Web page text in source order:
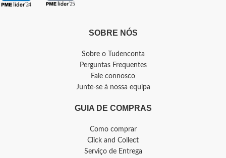
SOBRE NÓS
Sobre o Tudenconta
Perguntas Frequentes
Fale connosco
Junte-se à nossa equipa
GUIA DE COMPRAS
Como comprar
Click and Collect
Serviço de Entrega